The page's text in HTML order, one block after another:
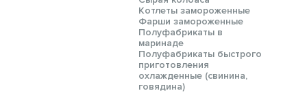
Котлеты замороженные
Фарши замороженные
Полуфабрикаты в
маринаде
Полуфабрикаты быстрого
приготовления
охлажденные (свинина,
говядина)